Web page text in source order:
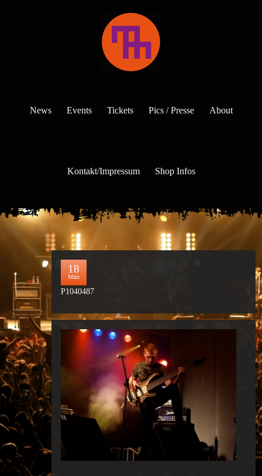
News Events Tickets Pics / Presse About
Kontakt/Impressum Shop Infos
18
März
P1040487